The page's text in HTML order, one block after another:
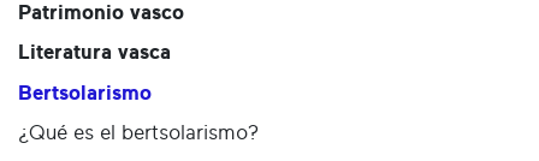
Patrimonio vasco
Literatura vasca
Bertsolarismo
¿Qué es el bertsolarismo?